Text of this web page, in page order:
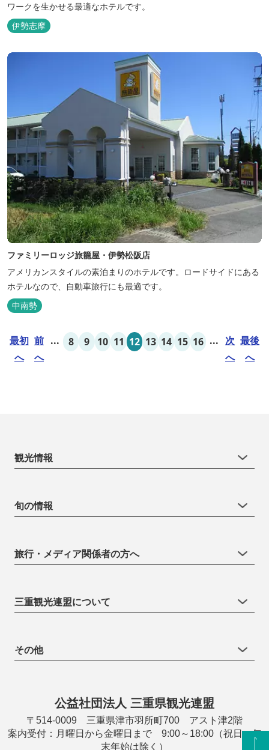
ワークを生かせる最適なホテルです。
伊勢志摩
ファミリーロッジ旅籠屋・伊勢松阪店
アメリカンスタイルの素泊まりのホテルです。ロードサイドにある
ホテルなので、自動車旅行にも最適です。
中南勢
最初
へ
前
へ
... 8 9 10 11 12 13 14 15 16 ... 次
へ
最後
へ
観光情報
旬の情報
旅行・メディア関係者の方へ
三重観光連盟について
その他
公益社団法人 三重県観光連盟
〒514-0009 三重県津市羽所町700 アスト津2階
案内受付：月曜日から金曜日まで 9:00～18:00（祝日・年
末年始は除く）